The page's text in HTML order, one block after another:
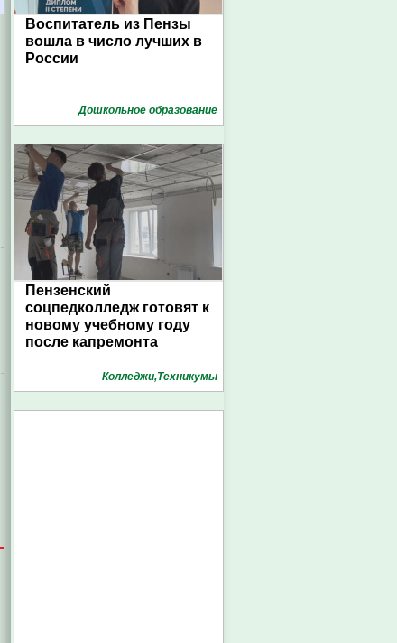
Воспитатель из Пензы
вошла в число лучших в
России
Дошкольное образование
Пензенский
соцпедколледж готовят к
новому учебному году
после капремонта
Колледжи,Техникумы